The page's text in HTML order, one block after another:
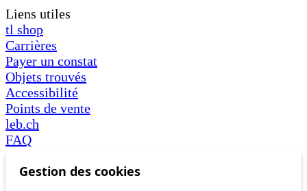
Liens utiles
tl shop
Carrières
Payer un constat
Objets trouvés
Accessibilité
Points de vente
leb.ch
FAQ
Télécharger l’app tl
Gestion des cookies